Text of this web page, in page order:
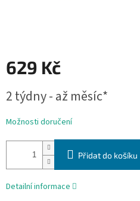
629 Kč
cena:
2 týdny - až měsíc*
Možnosti doručení
Přidat do košíku
Detailní informace